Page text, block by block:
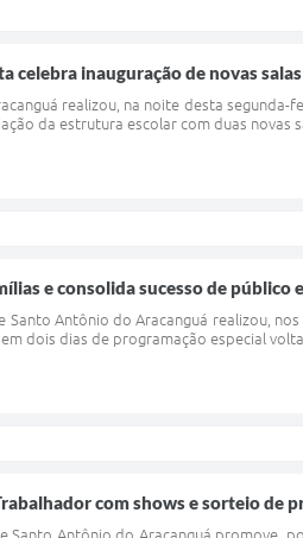
celebra inauguração de novas
realizou, na noite desta
da estrutura escolar com duas
e consolida sucesso de público
Santo Antônio do Aracanguá realizou,
dois dias de programação especial
com shows e sorteio de
Santo Antônio do Aracanguá promove,